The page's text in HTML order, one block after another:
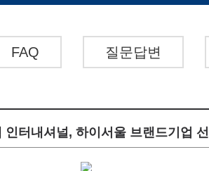
FAQ 질문답변
인터내셔널, 하이서울 브랜드기업